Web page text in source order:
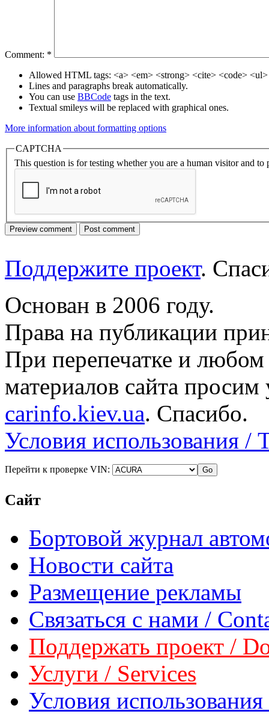
Comment: *
Allowed HTML tags: <a> <em> <strong> <cite> <code>
Lines and paragraphs break automatically.
You can use BBCode tags in the text.
Textual smileys will be replaced with graphical ones.
More information about formatting options
CAPTCHA
This question is for testing whether you are a human visitor and to
Поддержите проект.
Основан в 2006 году.
Права на публикации
При перепечатке и
материалов сайта просим
carinfo.kiev.ua. Спасибо.
Условия использования /
Перейти к проверке VIN:
Сайт
Бортовой журнал
Новости сайта
Размещение рекламы
Связаться с нами /
Поддержать проект /
Услуги / Services
Условия